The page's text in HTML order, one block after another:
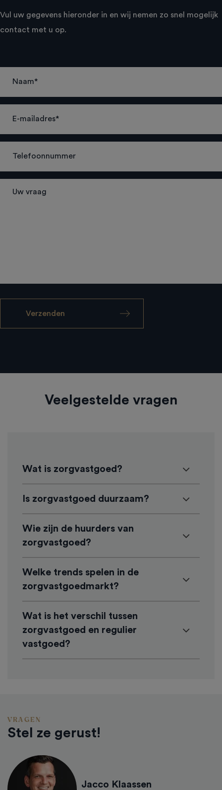
Vul uw gegevens hieronder in en wij nemen zo snel mogelijk
contact met u op.
Veelgestelde vragen
Wat is zorgvastgoed?
Is zorgvastgoed duurzaam?
Wie zijn de huurders van
zorgvastgoed?
Welke trends spelen in de
zorgvastgoedmarkt?
Wat is het verschil tussen
zorgvastgoed en regulier
vastgoed?
VRAGEN
Stel ze gerust!
Jacco Klaassen